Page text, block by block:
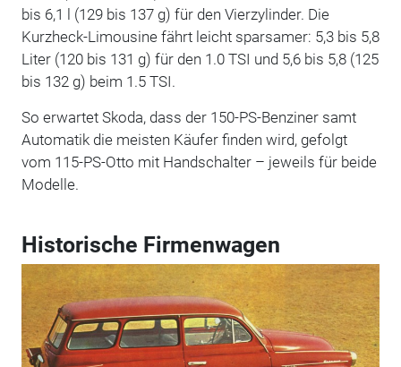
bis 6,1 l (129 bis 137 g) für den Vierzylinder. Die
Kurzheck-Limousine fährt leicht sparsamer: 5,3 bis 5,8
Liter (120 bis 131 g) für den 1.0 TSI und 5,6 bis 5,8 (125
bis 132 g) beim 1.5 TSI.
So erwartet Skoda, dass der 150-PS-Benziner samt
Automatik die meisten Käufer finden wird, gefolgt
vom 115-PS-Otto mit Handschalter – jeweils für beide
Modelle.
Historische Firmenwagen